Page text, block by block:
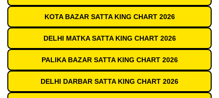
KOTA BAZAR SATTA KING CHART 2026
DELHI MATKA SATTA KING CHART 2026
PALIKA BAZAR SATTA KING CHART 2026
DELHI DARBAR SATTA KING CHART 2026